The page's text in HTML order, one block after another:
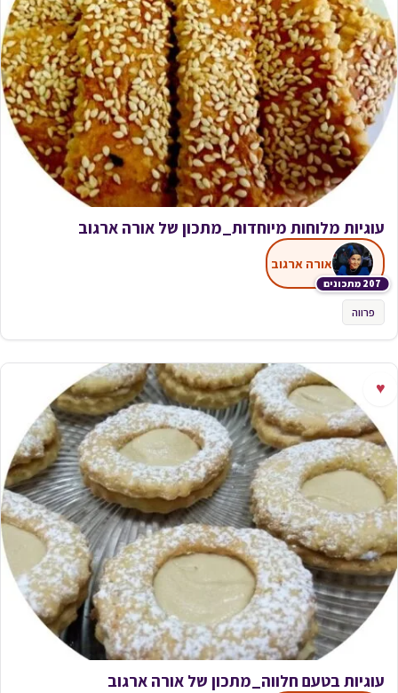
עוגיות מלוחות מיוחדות_מתכון של אורה ארגוב
207 מתכונים
אורה ארגוב
פרווה
♥
עוגיות בטעם חלווה_מתכון של אורה ארגוב